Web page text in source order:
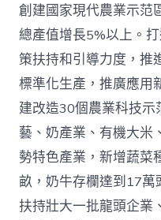
創建國家現代農業示范
總產值增長5%以上。
策扶持和引導力度，推
標準化生產，推廣應用
建改造30個農業科技示
藝、奶產業、有機大米
勢特色產業，新增蔬菜
畝，奶牛存欄達到17萬
扶持壯大一批龍頭企業